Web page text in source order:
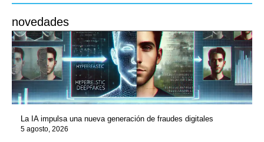
novedades
La IA impulsa una nueva generación de fraudes digitales
5 agosto, 2026